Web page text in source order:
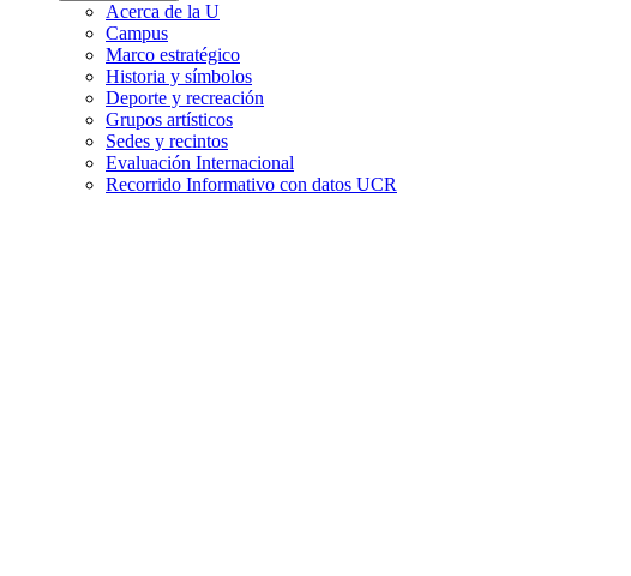
Acerca de la U
Campus
Marco estratégico
Historia y símbolos
Deporte y recreación
Grupos artísticos
Sedes y recintos
Evaluación Internacional
Recorrido Informativo con datos UCR